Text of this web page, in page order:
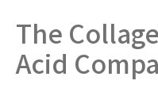
The
Acid